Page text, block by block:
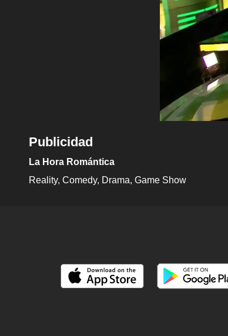
Publicidad
La Hora Romántica
Reality Comedy Drama Game Show